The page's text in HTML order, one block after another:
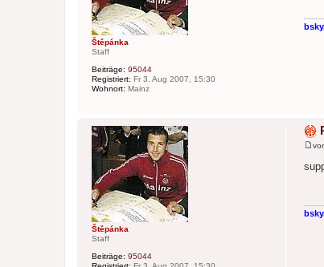
Štěpánka
Staff
Beiträge: 95044
Registriert: Fr 3. Aug 2007, 15:30
Wohnort: Mainz
g
Štěpánka
Staff
Beiträge: 95044
i
g